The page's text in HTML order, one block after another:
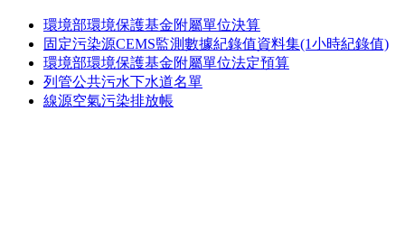
環境部環境保護基金附屬單位決算
固定污染源CEMS監測數據紀錄值資料集(1小時紀錄值)
環境部環境保護基金附屬單位法定預算
列管公共污水下水道名單
線源空氣污染排放帳